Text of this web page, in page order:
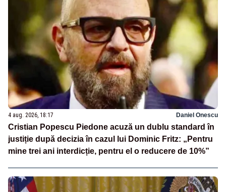
4 aug. 2026, 18:17 Daniel Onescu
Cristian Popescu Piedone acuză un dublu standard în
justiție după decizia în cazul lui Dominic Fritz: „Pentru
mine trei ani interdicție, pentru el o reducere de 10%”